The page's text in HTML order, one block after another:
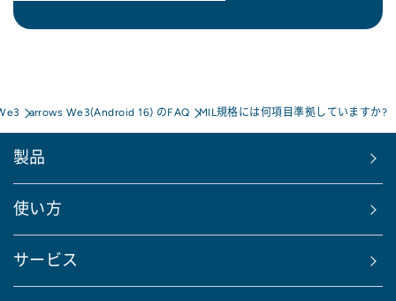
arrows We3(Android 16) のFAQ MIL規格には何項目準拠していますか?
製品
使い方
サービス